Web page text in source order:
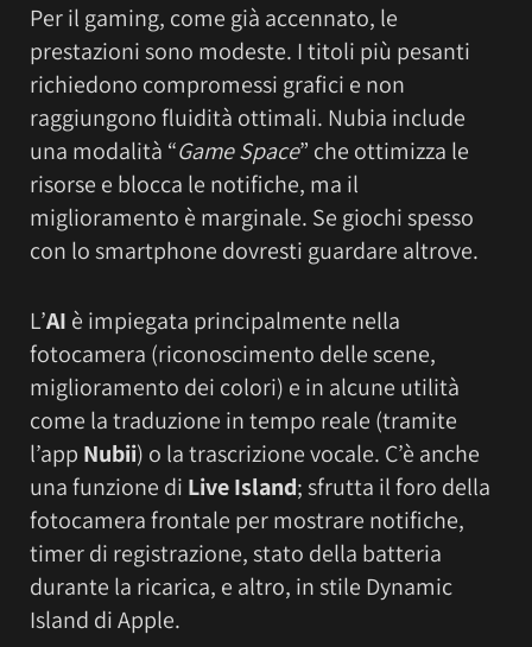
Per il gaming, come già accennato, le
prestazioni sono modeste. I titoli più pesanti
richiedono compromessi grafici e non
raggiungono fluidità ottimali. Nubia include
una modalità “Game Space” che ottimizza le
risorse e blocca le notifiche, ma il
miglioramento è marginale. Se giochi spesso
con lo smartphone dovresti guardare altrove.
L’AI è impiegata principalmente nella
fotocamera (riconoscimento delle scene,
miglioramento dei colori) e in alcune utilità
come la traduzione in tempo reale (tramite
l’app Nubii) o la trascrizione vocale. C’è anche
una funzione di Live Island; sfrutta il foro della
fotocamera frontale per mostrare notifiche,
timer di registrazione, stato della batteria
durante la ricarica, e altro, in stile Dynamic
Island di Apple.